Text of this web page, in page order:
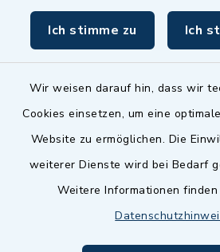
Ich stimme zu Ich
Wir weisen darauf hin, dass wir
Cookies einsetzen, um eine
Website zu ermöglichen. Die
weiterer Dienste wird bei Bedarf
Weitere Informationen
inixmedia GmbH